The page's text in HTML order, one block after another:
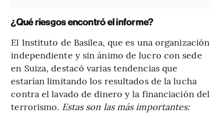
¿Qué riesgos encontró el informe?
El Instituto de Basilea, que es una organización
independiente y sin ánimo de lucro con sede
en Suiza, destacó varias tendencias que
estarían limitando los resultados de la lucha
contra el lavado de dinero y la financiación del
terrorismo. Estas son las más importantes: